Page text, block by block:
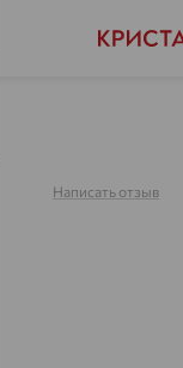
Написать отзыв